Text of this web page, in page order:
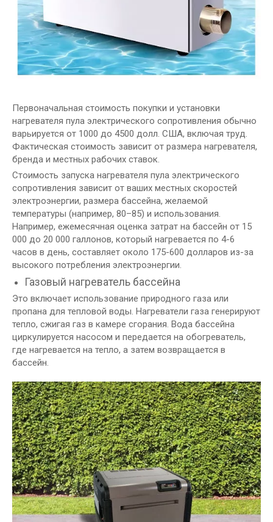
Первоначальная стоимость покупки и установки
нагревателя пула электрического сопротивления обычно
варьируется от 1000 до 4500 долл. США, включая труд.
Фактическая стоимость зависит от размера нагревателя,
бренда и местных рабочих ставок.
Стоимость запуска нагревателя пула электрического
сопротивления зависит от ваших местных скоростей
электроэнергии, размера бассейна, желаемой
температуры (например, 80–85) и использования.
Например, ежемесячная оценка затрат на бассейн от 15
000 до 20 000 галлонов, который нагревается по 4-6
часов в день, составляет около 175-600 долларов из-за
высокого потребления электроэнергии.
Газовый нагреватель бассейна
Это включает использование природного газа или
пропана для тепловой воды. Нагреватели газа генерируют
тепло, сжигая газ в камере сгорания. Вода бассейна
циркулируется насосом и передается на обогреватель,
где нагревается на тепло, а затем возвращается в
бассейн.